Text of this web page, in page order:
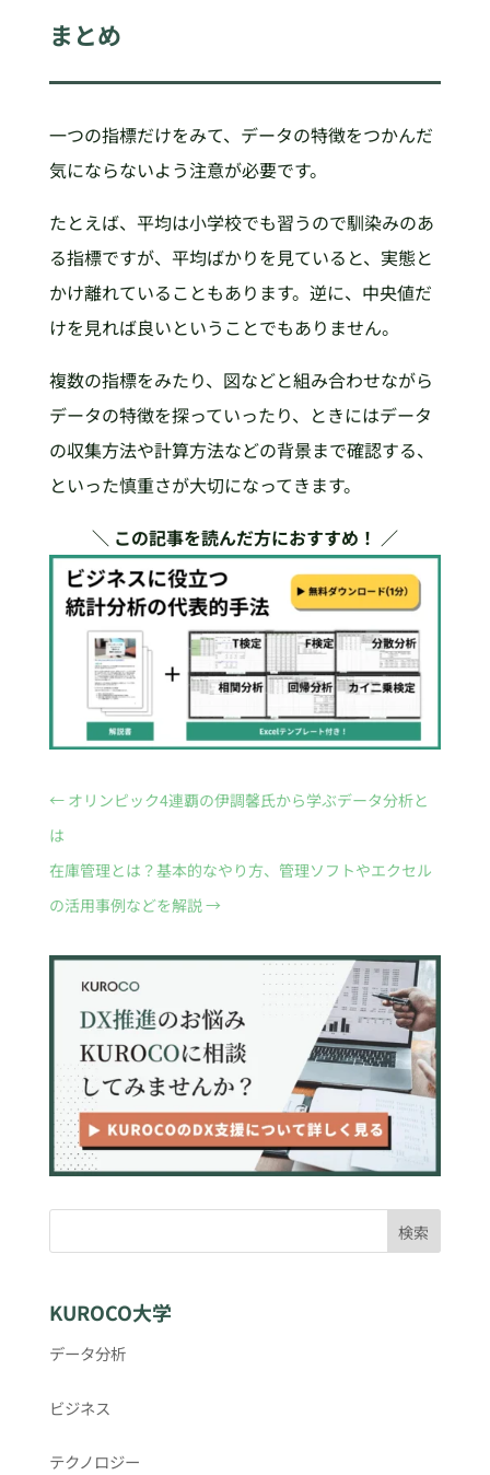
まとめ
一つの指標だけをみて、データの特徴をつかんだ
気にならないよう注意が必要です。
たとえば、平均は小学校でも習うので馴染みのあ
る指標ですが、平均ばかりを見ていると、実態と
かけ離れていることもあります。逆に、中央値だ
けを見れば良いということでもありません。
複数の指標をみたり、図などと組み合わせながら
データの特徴を探っていったり、ときにはデータ
の収集方法や計算方法などの背景まで確認する、
といった慎重さが大切になってきます。
＼ この記事を読んだ方におすすめ！ ／
← オリンピック4連覇の伊調馨氏から学ぶデータ分析と
は
在庫管理とは？基本的なやり方、管理ソフトやエクセル
の活用事例などを解説→
検索
KUROCO大学
データ分析
ビジネス
テクノロジー